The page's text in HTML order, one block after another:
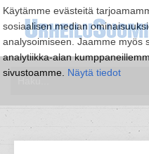
Käytämme evästeitä
sosiaalisen median
analysoimiseen. Jaamme myös
analytiikka-alan
sivustoamme. Näytä tiedot